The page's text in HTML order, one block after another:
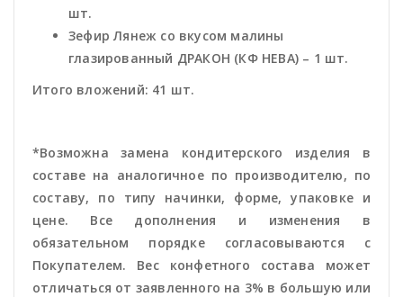
шт.
Зефир Лянеж со вкусом малины
глазированный ДРАКОН (КФ НЕВА) – 1 шт.
Итого вложений: 41 шт.
*Возможна замена кондитерского изделия в
составе на аналогичное по производителю, по
составу, по типу начинки, форме, упаковке и
цене. Все дополнения и изменения в
обязательном порядке согласовываются с
Покупателем. Вес конфетного состава может
отличаться от заявленного на 3% в большую или